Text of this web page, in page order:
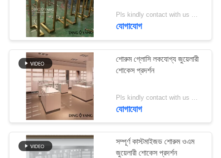
Pls kindly contact with us MOQ:১ টি দোকান বা ৫ টি সেট/লাইটিং জুয়েলারি শোকেস
যোগাযোগ
শোরুম গ্লোসি লকযোগ্য জুয়েলারী
শোকেস প্রদর্শন
যোগাযোগ
সম্পূর্ণ কাস্টমাইজড শোরুম ওএম
জুয়েলারী শোকেস প্রদর্শন